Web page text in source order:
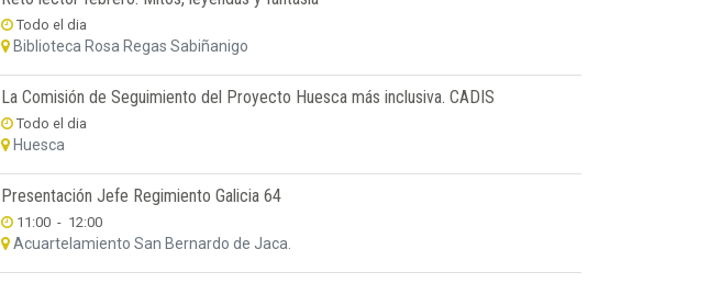
Todo el dia
Biblioteca Rosa Regas Sabiñanigo
La Comisión de Seguimiento del Proyecto Huesca más inclusiva. CADIS
Todo el dia
Huesca
Presentación Jefe Regimiento Galicia 64
11:00 - 12:00
Acuartelamiento San Bernardo de Jaca.